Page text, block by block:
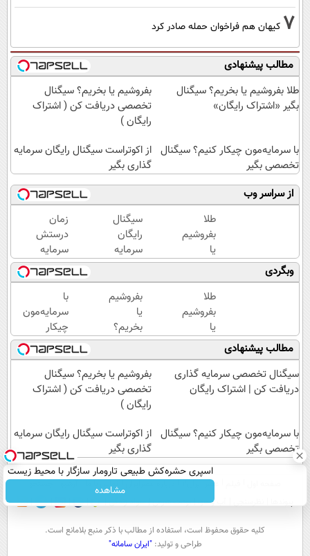
7 کیهان هم فراخوان حمله صادر کرد
مطالب پیشنهادی
طلا بفروشیم یا بخریم؟ سیگنال
بگیر «اشتراک رایگان»
بفروشیم یا بخریم؟ سیگنال
تخصصی دریافت کن ( اشتراک
رایگان )
با سرمایه‌مون چیکار کنیم؟ سیگنال
تخصصی بگیر
از اکوتراست سیگنال رایگان سرمایه
گذاری بگیر
از سراسر وب
طلا
بفروشیم
یا
بخریم؟
سیگنال
بگیر
«اشتراک
رایگان»
سیگنال
رایگان
سرمایه
گذاری
میخوای؟
ثبت نام
کن
زمان
درستش
سرمایه
گذاری
کن ✅
وبگردی
طلا
بفروشیم
یا
بخریم؟
سیگنال
بگیر
«اشتراک
بفروشیم
یا
بخریم؟
سیگنال
تخصصی
دریافت
کن (
اشتراک
با
سرمایه‌مون
چیکار
کنیم؟
سیگنال
تخصصی
بگیر
مطالب پیشنهادی
سیگنال تخصصی سرمایه گذاری
دریافت کن | اشتراک رایگان
بفروشیم یا بخریم؟ سیگنال
تخصصی دریافت کن ( اشتراک
رایگان )
با سرمایه‌مون چیکار کنیم؟ سیگنال
تخصصی بگیر
از اکوتراست سیگنال رایگان سرمایه
گذاری بگیر
اسپری حشره‌کش طبیعی تارومار سازگار با محیط زیست
و با محافظت طبیعی
مشاهده عصر ایران۲ تماس با ما
آب و هوا اوقات شرعی سواد زندگی
كليه حقوق محفوظ است، استفاده از مطالب با ذكر منبع بلامانع است.
طراحی و تولید:"ایران سامانه"